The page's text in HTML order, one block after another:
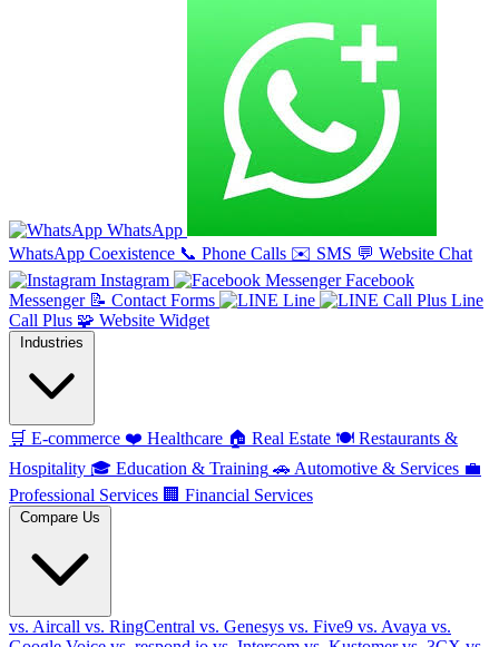
WhatsApp
WhatsApp Coexistence 📞 Phone Calls ✉️ SMS 💬 Website Chat
Instagram
Facebook
Messenger 📝 Contact Forms Line
Line
Call Plus 🧩 Website Widget
Industries
🛒 E-commerce ❤️ Healthcare 🏠 Real Estate 🍽️ Restaurants &
Hospitality 🎓 Education & Training 🚗 Automotive & Services 💼
Professional Services 🏢 Financial Services
Compare Us
vs. Aircall vs. RingCentral vs. Genesys vs. Five9 vs. Avaya vs.